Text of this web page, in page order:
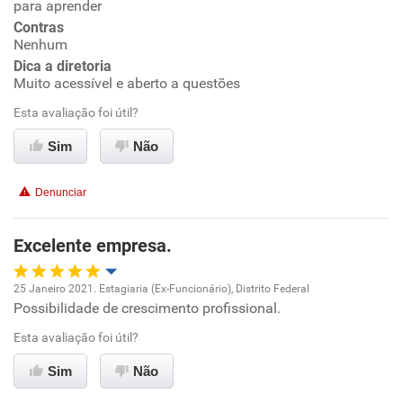
Conciliação com a vida familiar
Benefícios
Recomenda esta empresa
Recomenda a diretoria
para aprender
Contras
Nenhum
Dica a diretoria
Muito acessível e aberto a questões
Esta avaliação foi útil?
Sim Não
Denunciar
Excelente empresa.
Oportunidade de promoção
Ambiente de trabalho
25 Janeiro 2021. Estagiaria (Ex-Funcionário), Distrito Federal
Possibilidade de crescimento profissional.
Esta avaliação foi útil?
Sim Não